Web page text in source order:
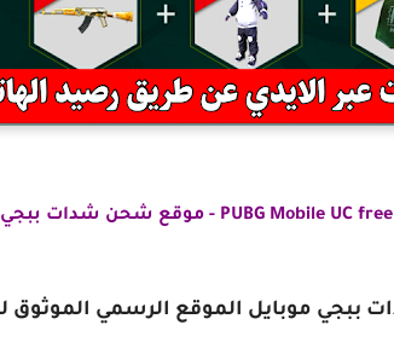
PUBG Mobile UC free - موقع شحن شدات ببجي Midasbuy